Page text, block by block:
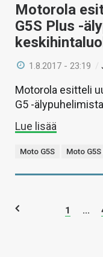
Motorola
G5S Plus -
1.8.2017 - 23:19 /
Motorola esitteli
G5 -
Lue lisää
Moto G5S Moto
1 ...